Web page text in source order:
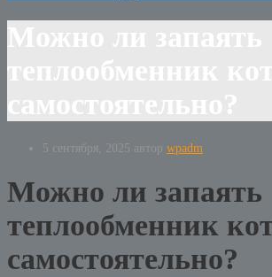
5 сентября, 2025 автор wpadm
Можно ли запаять
теплообменник
самостоятельно?